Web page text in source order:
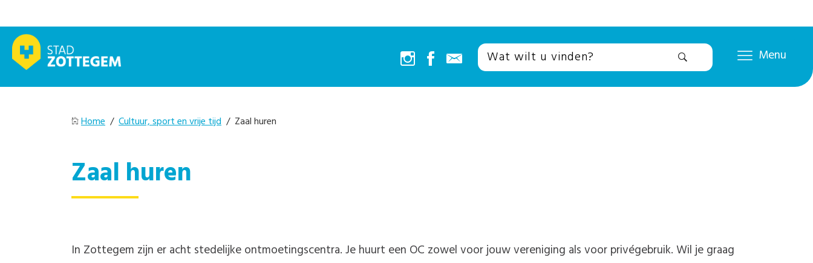
Menu
Home / Cultuur, sport en vrije tijd / Zaal huren
Zaal huren
In Zottegem zijn er acht stedelijke ontmoetingscentra. Je huurt een OC zowel voor jouw vereniging als voor privégebruik. Wil je graag